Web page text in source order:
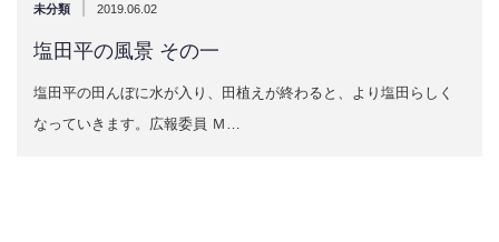
未分類 2019.06.02
塩田平の風景 その一
塩田平の田んぼに水が入り、田植えが終わると、より塩田らしく
なっていきます。広報委員 Ｍ…